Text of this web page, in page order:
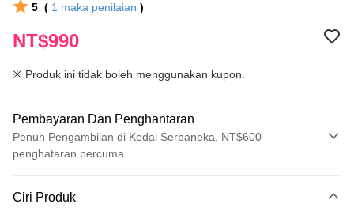
5 ( 1 maka penilaian )
NT$990
※ Produk ini tidak boleh menggunakan kupon.
Pembayaran Dan Penghantaran
Penuh Pengambilan di Kedai Serbaneka, NT$600
penghataran percuma
Kad Kredit (Bayaran Penuh)
Ciri Produk